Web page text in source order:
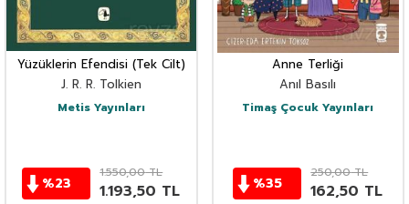
Yüzüklerin Efendisi (Tek Cilt)
J. R. R. Tolkien
Metis Yayınları
%23
1.550,00TL
1.193,50 TL
Anne Terliği
Anıl Basılı
Timaş Çocuk Yayınları
%35
250,00TL
162,50 TL